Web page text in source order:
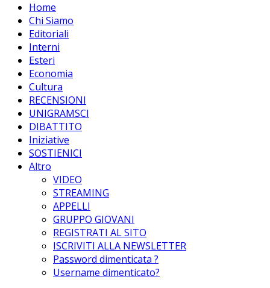
Home
Chi Siamo
Editoriali
Interni
Esteri
Economia
Cultura
RECENSIONI
UNIGRAMSCI
DIBATTITO
Iniziative
SOSTIENICI
Altro
VIDEO
STREAMING
APPELLI
GRUPPO GIOVANI
REGISTRATI AL SITO
ISCRIVITI ALLA NEWSLETTER
Password dimenticata ?
Username dimenticato?